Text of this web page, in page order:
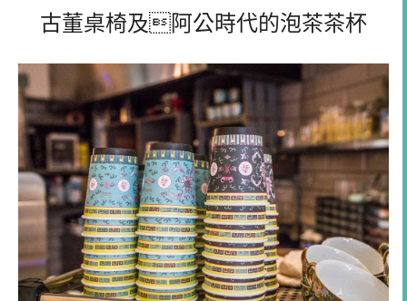
古董桌椅及阿公時代的泡茶茶杯